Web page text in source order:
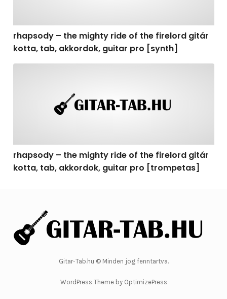
rhapsody – the mighty ride of the firelord gitár
kotta, tab, akkordok, guitar pro [synth]
rhapsody – the mighty ride of the firelord gitár
kotta, tab, akkordok, guitar pro [trompetas]
Gitar-Tab.hu © Minden jog fenntartva.
WordPress Theme by OptimizePress